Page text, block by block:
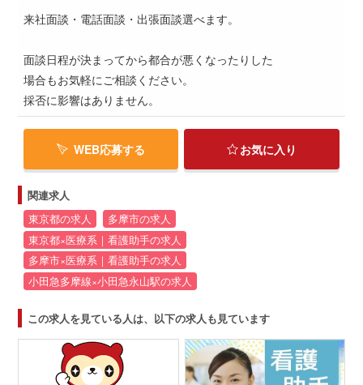
来社面談・電話面談・出張面談選べます。
面談日程が決まってから都合が悪くなったりした
場合もお気軽にご相談ください。
採否に影響はありません。
WEB応募する お気に入り
関連求人
東京都の求人
多摩市の求人
東京都×医療系｜看護助手の求人
多摩市×医療系｜看護助手の求人
小田急多摩線×小田急永山駅の求人
この求人を見ている人は、以下の求人も見ています